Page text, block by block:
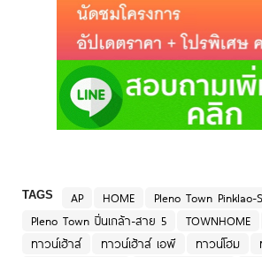
TAGS AP HOME
Pleno Town Pinklao-
Pleno Town ปิ่นเกล้า-สาย 5
TOWNHOME
ทาวน์เฮ้าส์
ทาวน์เฮ้าส์ เอพี ทาวน์โฮม